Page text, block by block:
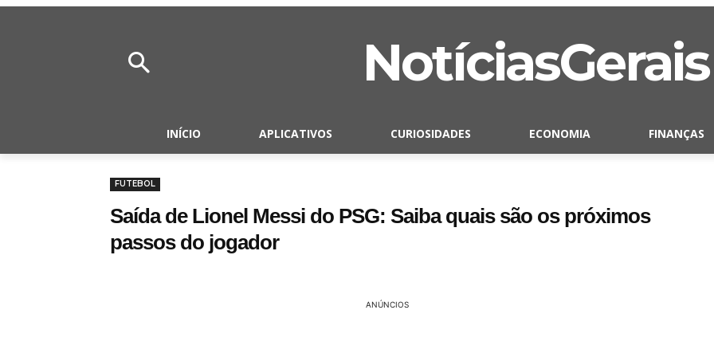
NotíciasGerais
INÍCIO APLICATIVOS CURIOSIDADES ECONOMIA FINANÇAS
FUTEBOL
Saída de Lionel Messi do PSG: Saiba quais são os próximos
passos do jogador
ANÚNCIOS